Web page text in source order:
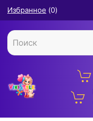
Избранное (0)